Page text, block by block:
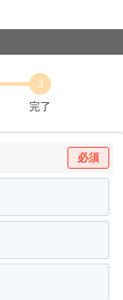
3
完了
必須